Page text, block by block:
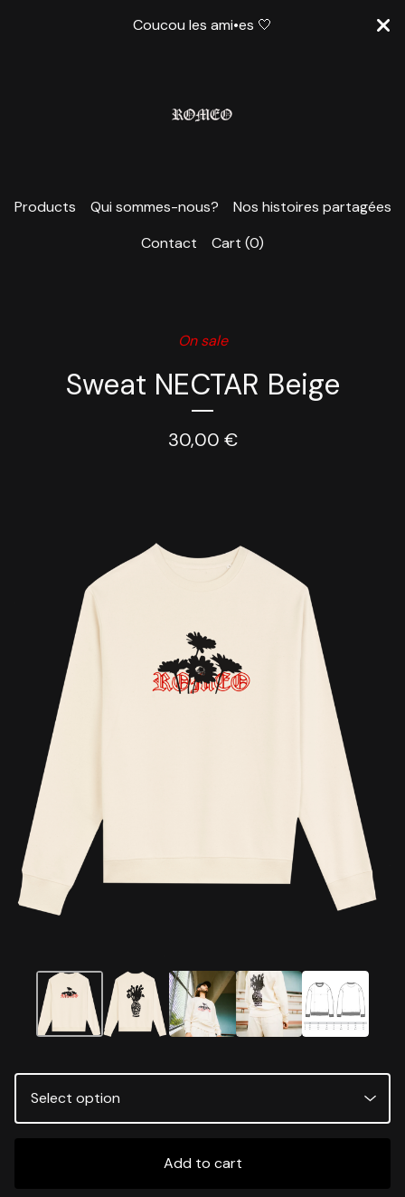
Coucou les ami•es 🤍
Products Qui sommes-nous?
Nos histoires partagées
Contact
Cart (0)
On sale
Sweat NECTAR Beige
30,00 €
Add to cart